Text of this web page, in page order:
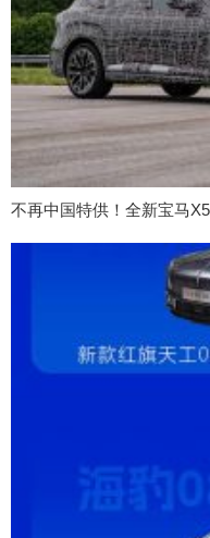
不再中国特供！全新宝马